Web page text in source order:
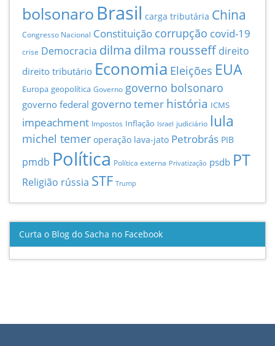
bolsonaro Brasil carga tributária China
Congresso Nacional Constituição corrupção covid-19
crise Democracia dilma dilma rousseff direito
direito tributário Economia Eleições EUA
Europa geopolítica Governo governo bolsonaro
governo federal governo temer história ICMS
impeachment Impostos Inflação Israel judiciário lula
michel temer operação lava-jato Petrobrás PIB
pmdb Política Política externa Privatização psdb PT
Religião rússia STF Trump
Curta o Blog do Sacha no Facebook